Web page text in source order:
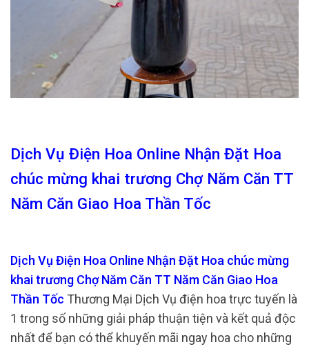
Dịch Vụ Điện Hoa Online Nhận Đặt Hoa
chúc mừng khai trương Chợ Năm Căn TT
Năm Căn Giao Hoa Thần Tốc
Dịch Vụ Điện Hoa Online Nhận Đặt Hoa chúc mừng
khai trương Chợ Năm Căn TT Năm Căn Giao Hoa
Thần Tốc Thương Mại Dịch Vụ điện hoa trực tuyến là
1 trong số những giải pháp thuận tiện và kết quả độc
nhất để bạn có thể khuyến mãi ngay hoa cho những